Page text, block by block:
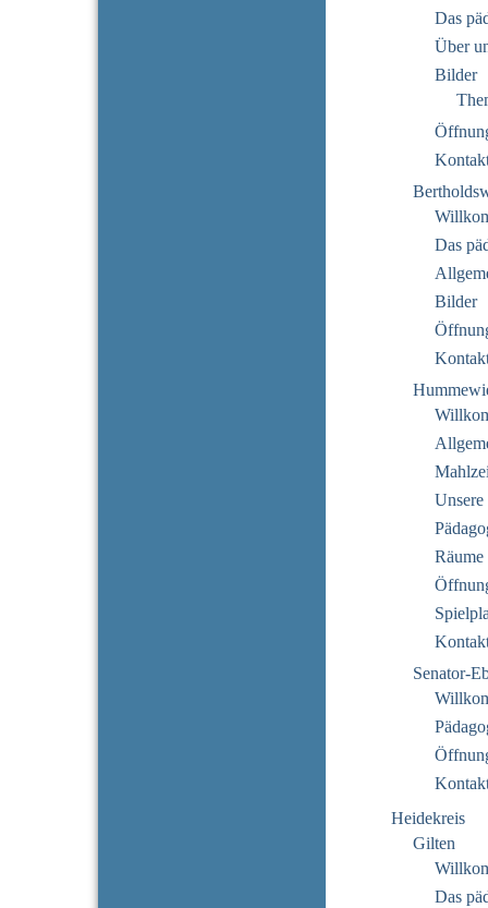
Das
Über
Bilder
Das
Bilder
Räume
Senator-
Heidekreis
Gilten
Das